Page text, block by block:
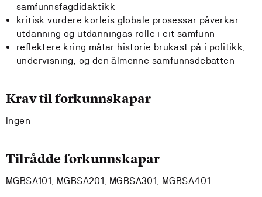
samfunnsfagdidaktikk
kritisk vurdere korleis globale prosessar påverkar
utdanning og utdanningas rolle i eit samfunn
reflektere kring måtar historie brukast på i politikk,
undervisning, og den ålmenne samfunnsdebatten
Krav til forkunnskapar
Ingen
Tilrådde forkunnskapar
MGBSA101, MGBSA201, MGBSA301, MGBSA401